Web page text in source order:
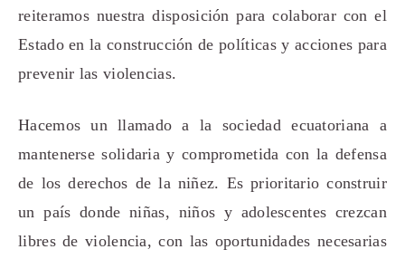
reiteramos nuestra disposición para colaborar con el
Estado en la construcción de políticas y acciones para
prevenir las violencias.
Hacemos un llamado a la sociedad ecuatoriana a
mantenerse solidaria y comprometida con la defensa
de los derechos de la niñez. Es prioritario construir
un país donde niñas, niños y adolescentes crezcan
libres de violencia, con las oportunidades necesarias